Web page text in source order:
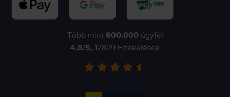
Több mint 800.000 ügyfél
4.8/5, 12829 Értékelések